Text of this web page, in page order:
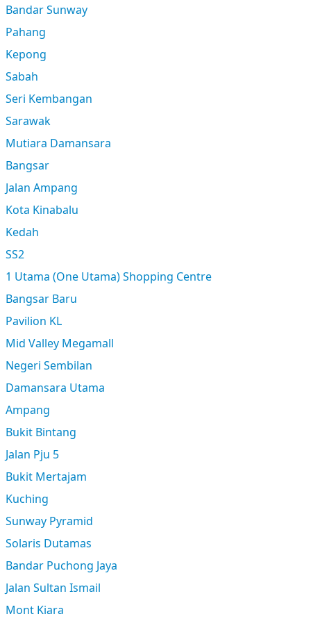
Bandar Sunway
Pahang
Kepong
Sabah
Seri Kembangan
Sarawak
Mutiara Damansara
Bangsar
Jalan Ampang
Kota Kinabalu
Kedah
SS2
1 Utama (One Utama) Shopping Centre
Bangsar Baru
Pavilion KL
Mid Valley Megamall
Negeri Sembilan
Damansara Utama
Ampang
Bukit Bintang
Jalan Pju 5
Bukit Mertajam
Kuching
Sunway Pyramid
Solaris Dutamas
Bandar Puchong Jaya
Jalan Sultan Ismail
Mont Kiara